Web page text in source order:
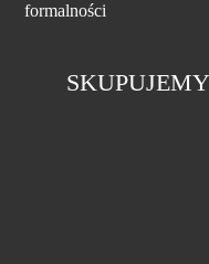
formalności